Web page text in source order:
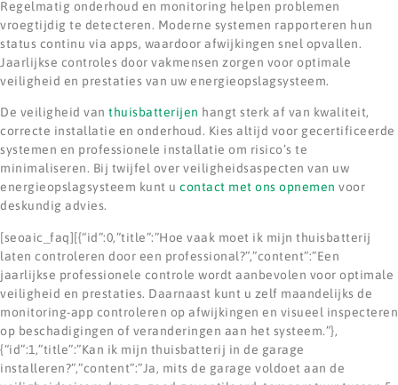
Regelmatig onderhoud en monitoring helpen problemen
vroegtijdig te detecteren. Moderne systemen rapporteren hun
status continu via apps, waardoor afwijkingen snel opvallen.
Jaarlijkse controles door vakmensen zorgen voor optimale
veiligheid en prestaties van uw energieopslagsysteem.
De veiligheid van thuisbatterijen hangt sterk af van kwaliteit,
correcte installatie en onderhoud. Kies altijd voor gecertificeerde
systemen en professionele installatie om risico’s te
minimaliseren. Bij twijfel over veiligheidsaspecten van uw
energieopslagsysteem kunt u contact met ons opnemen voor
deskundig advies.
[seoaic_faq][{“id”:0,”title”:”Hoe vaak moet ik mijn thuisbatterij
laten controleren door een professional?”,”content”:”Een
jaarlijkse professionele controle wordt aanbevolen voor optimale
veiligheid en prestaties. Daarnaast kunt u zelf maandelijks de
monitoring-app controleren op afwijkingen en visueel inspecteren
op beschadigingen of veranderingen aan het systeem.”},
{“id”:1,”title”:”Kan ik mijn thuisbatterij in de garage
installeren?”,”content”:”Ja, mits de garage voldoet aan de